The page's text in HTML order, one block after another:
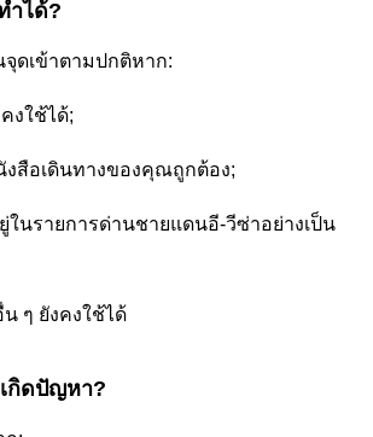
ำได้?
ดเข้าตามปกติหาก:
งใช้ได้;
งสือเดินทางของคุณถูกต้อง;
นรายการด่านชายแดนอี-วีซ่าอย่างเป็น
ๆ ยังคงใช้ได้
กิดปัญหา?